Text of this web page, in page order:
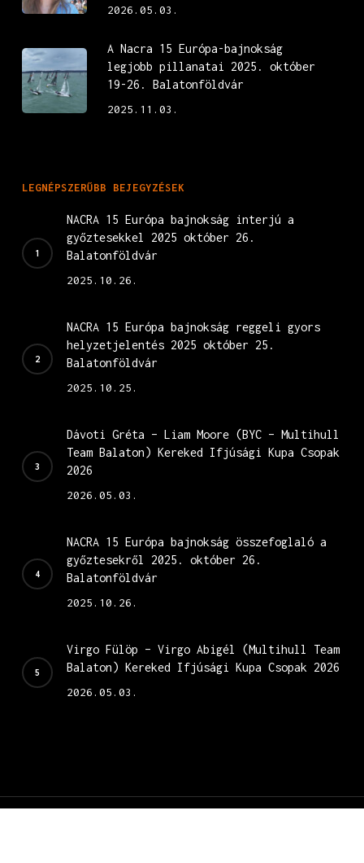
2026.05.03.
A Nacra 15 Európa-bajnokság
legjobb pillanatai 2025. október
19-26. Balatonföldvár
2025.11.03.
LEGNÉPSZERŰBB BEJEGYZÉSEK
NACRA 15 Európa bajnokság interjú a
győztesekkel 2025 október 26.
Balatonföldvár
2025.10.26.
NACRA 15 Európa bajnokság reggeli gyors
helyzetjelentés 2025 október 25.
Balatonföldvár
2025.10.25.
Dávoti Gréta – Liam Moore (BYC – Multihull
Team Balaton) Kereked Ifjúsági Kupa Csopak
2026
2026.05.03.
NACRA 15 Európa bajnokság összefoglaló a
győztesekről 2025. október 26.
Balatonföldvár
2025.10.26.
Virgo Fülöp – Virgo Abigél (Multihull Team
Balaton) Kereked Ifjúsági Kupa Csopak 2026
2026.05.03.